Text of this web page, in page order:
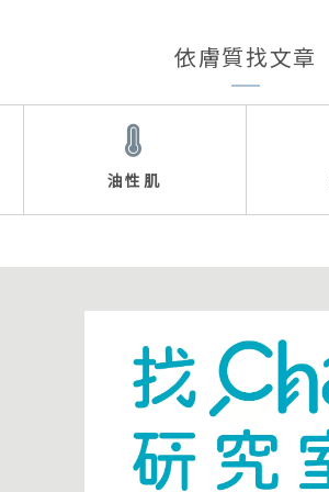
依膚質找文章
油性肌